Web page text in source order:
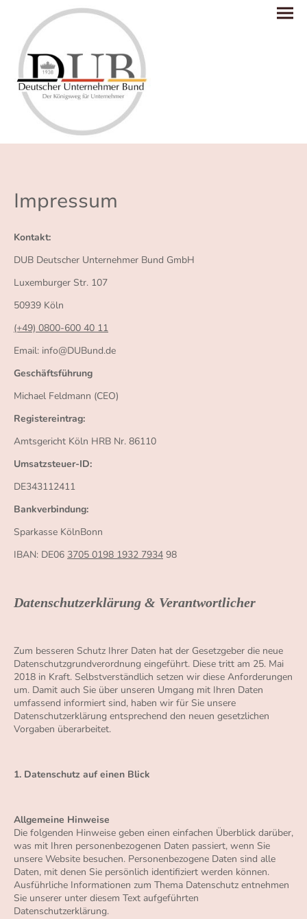
Impressum
Kontakt:
DUB Deutscher Unternehmer Bund GmbH
Luxemburger Str. 107
50939 Köln
(+49) 0800-600 40 11
Email: info@DUBund.de
Geschäftsführung
Michael Feldmann (CEO)
Registereintrag:
Amtsgericht Köln HRB Nr. 86110
Umsatzsteuer-ID:
DE343112411
Bankverbindung:
Sparkasse KölnBonn
IBAN: DE06 3705 0198 1932 7934 98
Datenschutzerklärung & Verantwortlicher
Zum besseren Schutz Ihrer Daten hat der Gesetzgeber die neue
Datenschutzgrundverordnung eingeführt. Diese tritt am 25. Mai
2018 in Kraft. Selbstverständlich setzen wir diese Anforderungen
um. Damit auch Sie über unseren Umgang mit Ihren Daten
umfassend informiert sind, haben wir für Sie unsere
Datenschutzerklärung entsprechend den neuen gesetzlichen
Vorgaben überarbeitet.
1. Datenschutz auf einen Blick
Allgemeine Hinweise
Die folgenden Hinweise geben einen einfachen Überblick darüber,
was mit Ihren personenbezogenen Daten passiert, wenn Sie
unsere Website besuchen. Personenbezogene Daten sind alle
Daten, mit denen Sie persönlich identifiziert werden können.
Ausführliche Informationen zum Thema Datenschutz entnehmen
Sie unserer unter diesem Text aufgeführten
Datenschutzerklärung.